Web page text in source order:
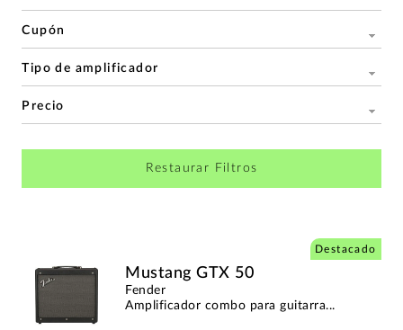
Cupón
Tipo de amplificador
Precio
Restaurar Filtros
Mustang GTX 50
Fender
Amplificador combo para guitarra...
Destacado